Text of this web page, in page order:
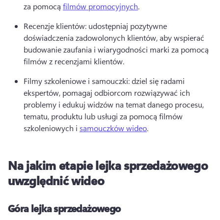
za pomocą filmów promocyjnych.
Recenzje klientów: udostępniaj pozytywne
doświadczenia zadowolonych klientów, aby wspierać
budowanie zaufania i wiarygodności marki za pomocą
filmów z recenzjami klientów.
Filmy szkoleniowe i samouczki: dziel się radami
ekspertów, pomagaj odbiorcom rozwiązywać ich
problemy i edukuj widzów na temat danego procesu,
tematu, produktu lub usługi za pomocą filmów
szkoleniowych i samouczków wideo.
Na jakim etapie lejka sprzedażowego
uwzględnić wideo
Góra lejka sprzedażowego